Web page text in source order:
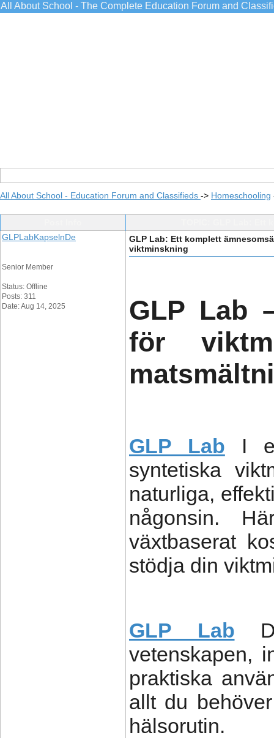
All About School - The Complete Education Forum and
All About School - Education Forum and Classifieds -> Homeschooling
GLPLabKapselnDe
Senior Member
Status: Offline
Posts: 311
Date: Aug 14, 2025
GLP Lab: Ett komplett
viktminskning
GLP Lab
för
GLP Lab
I
syntetiska
naturliga,
någonsin.
växtbaserat
stödja din
GLP Lab
vetenskapen,
praktiska
allt du
hälsorutin.